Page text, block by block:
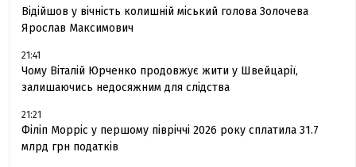
Відійшов у вічність колишній міський голова Золочева
Ярослав Максимович
21:41
Чому Віталій Юрченко продовжує жити у Швейцарії,
залишаючись недосяжним для слідства
21:21
Філіп Морріс у першому півріччі 2026 року сплатила 31.7
млрд грн податків